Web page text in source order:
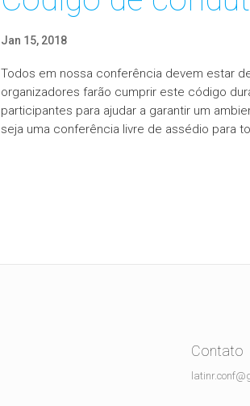
Jan 15, 2018
Todos em nossa conferência devem estar
organizadores farão cumprir este código
participantes para ajudar a garantir um
seja uma conferência livre de assédio para
Contato